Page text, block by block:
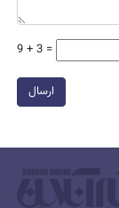
9 + 3 =
ارسال